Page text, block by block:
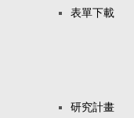
表單下載
研究計畫